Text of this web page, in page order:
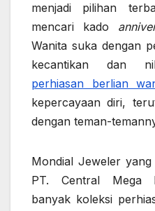
menjadi pilihan
mencari kado
Wanita suka dengan
kecantikan dan
perhiasan berlian
kepercayaan diri,
dengan teman-
Mondial Jeweler
PT. Central Mega
banyak koleksi